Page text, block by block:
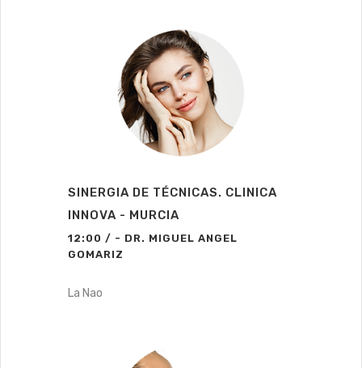
SINERGIA DE TÉCNICAS. CLINICA
INNOVA - MURCIA
12:00 / - DR. MIGUEL ANGEL
GOMARIZ
La Nao